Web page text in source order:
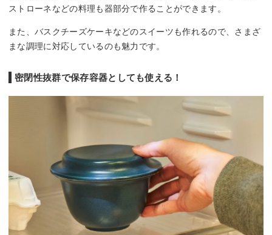
ストローネなどの料理も器部分で作ることができます。
また、バスクチーズケーキなどのスイーツも作れるので、さまざ
まな調理に対応しているのも魅力です。
密閉性抜群で保存容器としても使える！